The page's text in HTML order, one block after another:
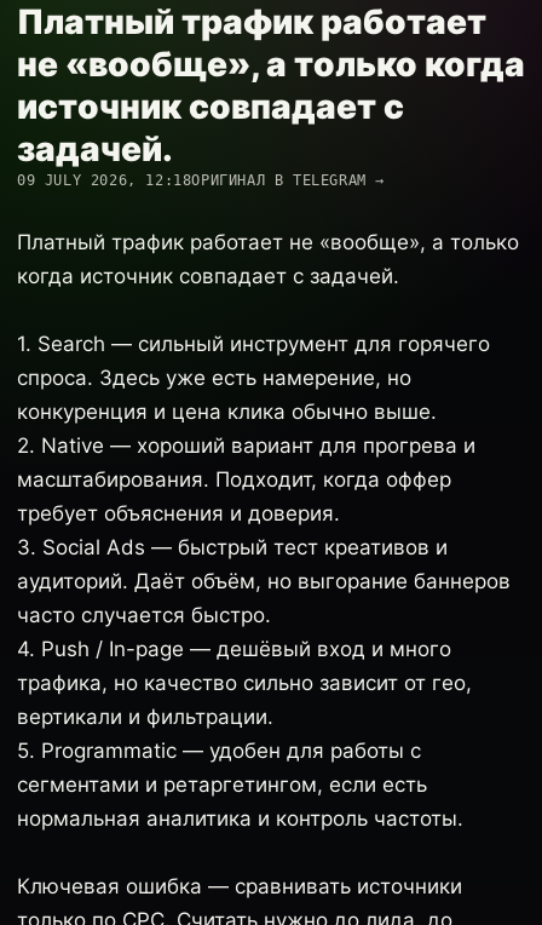
Платный трафик работает
не «вообще», а только когда
источник совпадает с
задачей.
09 JULY 2026, 12:18ОРИГИНАЛ В TELEGRAM →
Платный трафик работает не «вообще», а только
когда источник совпадает с задачей.
1. Search — сильный инструмент для горячего
спроса. Здесь уже есть намерение, но
конкуренция и цена клика обычно выше.
2. Native — хороший вариант для прогрева и
масштабирования. Подходит, когда оффер
требует объяснения и доверия.
3. Social Ads — быстрый тест креативов и
аудиторий. Даёт объём, но выгорание баннеров
часто случается быстро.
4. Push / In-page — дешёвый вход и много
трафика, но качество сильно зависит от гео,
вертикали и фильтрации.
5. Programmatic — удобен для работы с
сегментами и ретаргетингом, если есть
нормальная аналитика и контроль частоты.
Ключевая ошибка — сравнивать источники
только по CPC. Считать нужно до лида, до